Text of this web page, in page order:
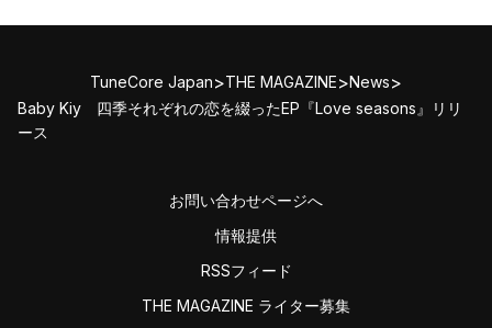
TuneCore Japan>THE MAGAZINE>News>
Baby Kiy 四季それぞれの恋を綴ったEP『Love seasons』リリ
ース
お問い合わせページへ
情報提供
RSSフィード
THE MAGAZINE ライター募集